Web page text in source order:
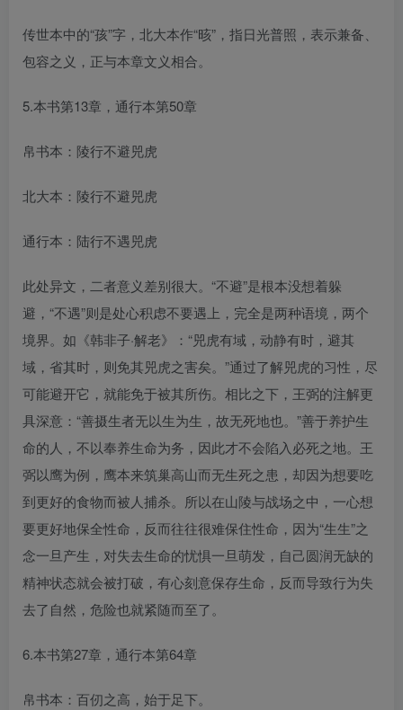
传世本中的“孩”字，北大本作“晐”，指日光普照，表示兼备、
包容之义，正与本章文义相合。
5.本书第13章，通行本第50章
帛书本：陵行不避兕虎
北大本：陵行不避兕虎
通行本：陆行不遇兕虎
此处异文，二者意义差别很大。“不避”是根本没想着躲
避，“不遇”则是处心积虑不要遇上，完全是两种语境，两个
境界。如《韩非子·解老》：“兕虎有域，动静有时，避其
域，省其时，则免其兕虎之害矣。”通过了解兕虎的习性，尽
可能避开它，就能免于被其所伤。相比之下，王弼的注解更
具深意：“善摄生者无以生为生，故无死地也。”善于养护生
命的人，不以奉养生命为务，因此才不会陷入必死之地。王
弼以鹰为例，鹰本来筑巢高山而无生死之患，却因为想要吃
到更好的食物而被人捕杀。所以在山陵与战场之中，一心想
要更好地保全性命，反而往往很难保住性命，因为“生生”之
念一旦产生，对失去生命的忧惧一旦萌发，自己圆润无缺的
精神状态就会被打破，有心刻意保存生命，反而导致行为失
去了自然，危险也就紧随而至了。
6.本书第27章，通行本第64章
帛书本：百仞之高，始于足下。